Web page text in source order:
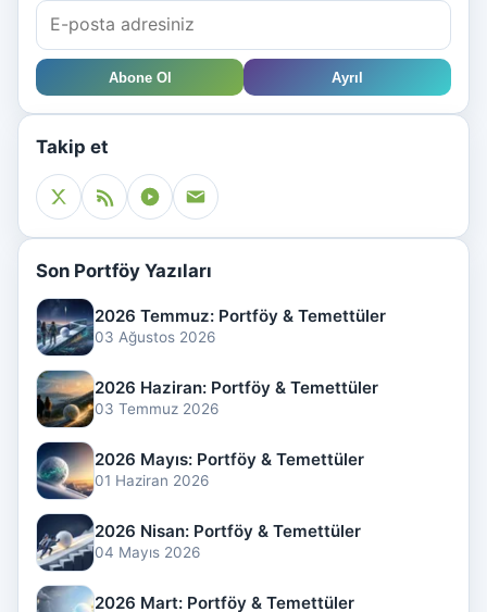
Abone Ol Ayrıl
Takip et
Son Portföy Yazıları
2026 Temmuz: Portföy & Temettüler
03 Ağustos 2026
2026 Haziran: Portföy & Temettüler
03 Temmuz 2026
2026 Mayıs: Portföy & Temettüler
01 Haziran 2026
2026 Nisan: Portföy & Temettüler
04 Mayıs 2026
2026 Mart: Portföy & Temettüler